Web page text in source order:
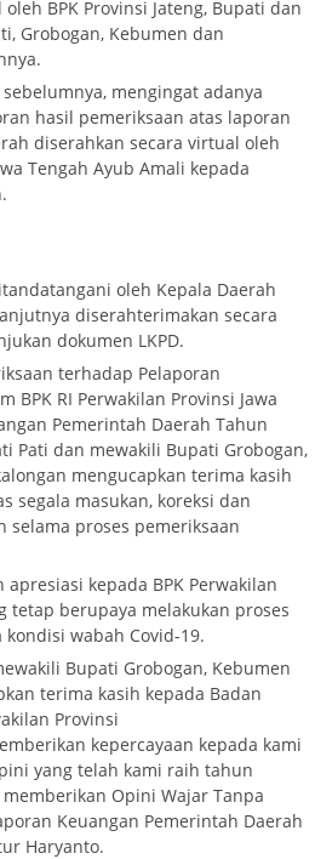
BPK Provinsi Jateng, Bupati dan
Grobogan, Kebumen dan
mengingat adanya
hasil pemeriksaan atas laporan
diserahkan secara virtual oleh
Tengah Ayub Amali kepada
oleh Kepala Daerah
diserahterimakan secara
dokumen LKPD.
terhadap Pelaporan
BPK RI Perwakilan Provinsi Jawa
Pemerintah Daerah Tahun
Pati dan mewakili Bupati Grobogan,
mengucapkan terima kasih
segala masukan, koreksi dan
selama proses pemeriksaan
kepada BPK Perwakilan
tetap berupaya melakukan proses
wabah Covid-19.
Bupati Grobogan, Kebumen
terima kasih kepada Badan
Provinsi
kepercayaan kepada kami
yang telah kami raih tahun
Opini Wajar Tanpa
Keuangan Pemerintah Daerah
Haryanto.